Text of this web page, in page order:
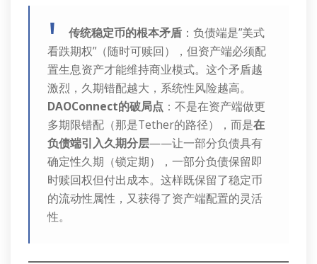
传统稳定币的根本矛盾：负债端是”美式
看跌期权”（随时可赎回），但资产端必须配
置生息资产才能维持商业模式。这个矛盾越
激烈，久期错配越大，系统性风险越高。
DAOConnect的破局点 ：不是在资产端做更
多期限错配（那是Tether的路径），而是在
负债端引入久期分层——让一部分负债具有
确定性久期（锁定期），一部分负债保留即
时赎回权但付出成本。这样既保留了稳定币
的流动性属性，又获得了资产端配置的灵活
性。